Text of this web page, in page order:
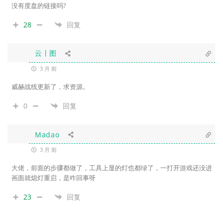
没有度盘的链接吗?
28 回复
云丨图
3 月 前
威赫战线更新了，求资源。
0 回复
Madao
3 月 前
大佬，前面的步骤都做了，工具上显的灯也都绿了，一打开游戏还没进
画面就熄灯重启，是咋回事呀
23 回复